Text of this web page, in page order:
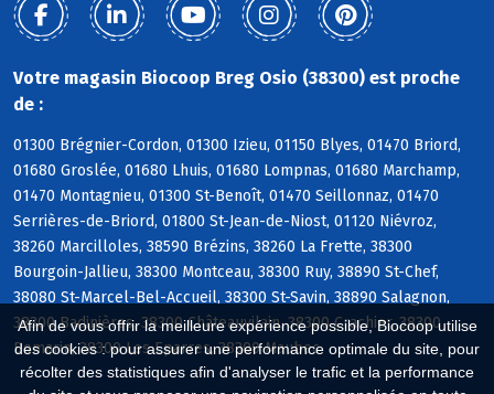
Afin de vous offrir la meilleure expérience possible, Biocoop utilise
des cookies : pour assurer une performance optimale du site, pour
récolter des statistiques afin d'analyser le trafic et la performance
Votre magasin Biocoop Breg Osio (38300) est proche
de :
01300 Brégnier-Cordon, 01300 Izieu, 01150 Blyes, 01470 Briord,
01680 Groslée, 01680 Lhuis, 01680 Lompnas, 01680 Marchamp,
01470 Montagnieu, 01300 St-Benoît, 01470 Seillonnaz, 01470
Serrières-de-Briord, 01800 St-Jean-de-Niost, 01120 Niévroz,
38260 Marcilloles, 38590 Brézins, 38260 La Frette, 38300
Bourgoin-Jallieu, 38300 Montceau, 38300 Ruy, 38890 St-Chef,
38080 St-Marcel-Bel-Accueil, 38300 St-Savin, 38890 Salagnon,
38300 Badinières, 38300 Châteauvilain, 38300 Crachier, 38300
Domarin, 38300 Les Eparres, 38300 Maubec